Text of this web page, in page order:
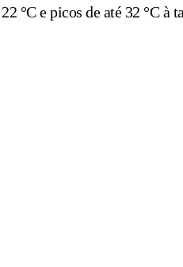
°C e picos de até 32 °C à